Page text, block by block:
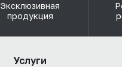
Эксклюзивная
продукция
Услуги